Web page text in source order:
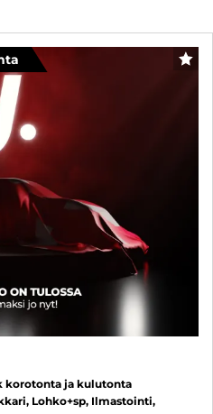
korotonta ja kulutonta
Lohko+sp, Ilmastointi,